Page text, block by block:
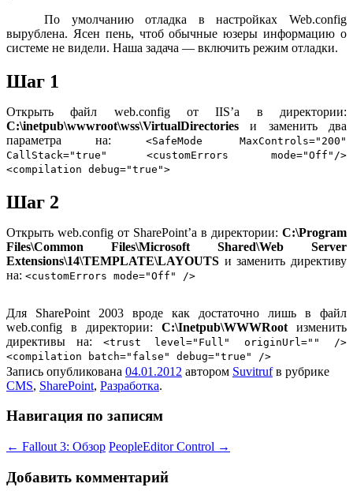
По умолчанию отладка в настройках Web.config
вырублена. Ясен пень, чтоб обычные юзеры информацию о
системе не видели. Наша задача — включить режим отладки.
Шаг 1
Открыть файл web.config от IIS’а в директории:
C:\inetpub\wwwroot\wss\VirtualDirectories и заменить два
параметра на: <SafeMode MaxControls="200"
CallStack="true"
<customErrors mode="Off"/>
<compilation debug="true">
Шаг 2
Открыть web.config от SharePoint’a в директории: C:\Program
Files\Common Files\Microsoft Shared\Web Server
Extensions\14\TEMPLATE\LAYOUTS и заменить директиву
на: <customErrors mode="Off" />
Для SharePoint 2003 вроде как достаточно лишь в файл
web.config в директории: C:\Inetpub\WWWRoot изменить
директивы на: <trust level="Full" originUrl="" />
<compilation batch="false" debug="true" />
Запись опубликована 04.01.2012 автором Suvitrufв рубрике
CMS, SharePoint, Разработка.
Навигация по записям
← Fallout 3: Обзор PeopleEditor Control →
Добавить комментарий